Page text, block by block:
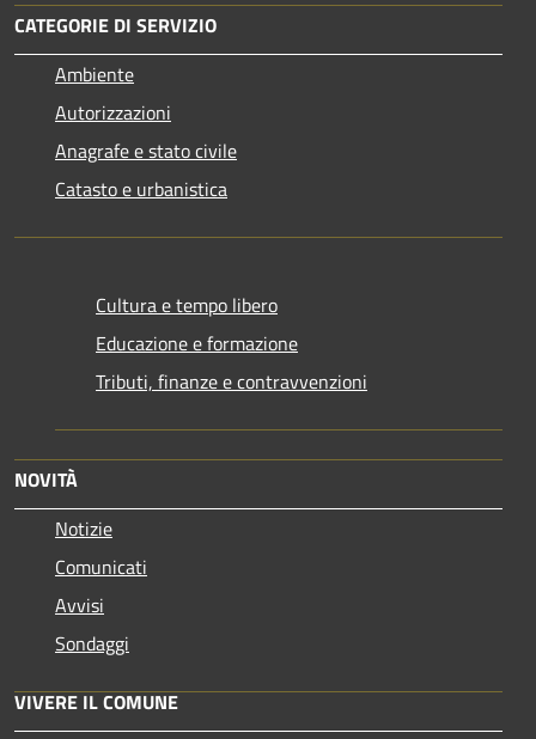
CATEGORIE DI SERVIZIO
Ambiente
Autorizzazioni
Anagrafe e stato civile
Catasto e urbanistica
Cultura e tempo libero
Educazione e formazione
Tributi, finanze e contravvenzioni
NOVITÀ
Notizie
Comunicati
Avvisi
Sondaggi
VIVERE IL COMUNE